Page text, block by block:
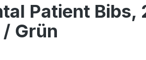
Patient Bibs,
Grün